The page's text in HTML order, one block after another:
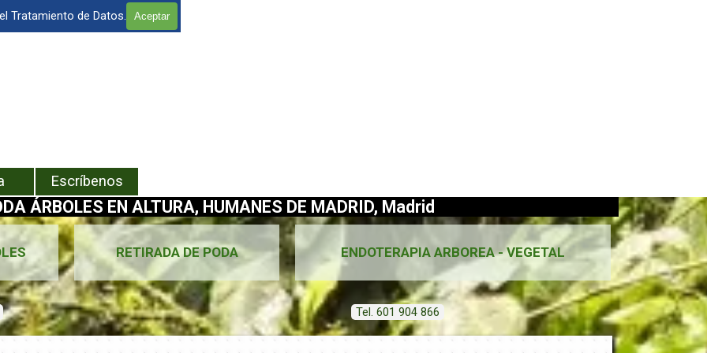
Tratamiento de Datos. Aceptar
Escríbenos
ÁRBOLES EN ALTURA, HUMANES DE MADRID, Madrid
RETIRADA DE PODA ENDOTERAPIA ARBOREA - VEGETAL
Tel. 601 904 866